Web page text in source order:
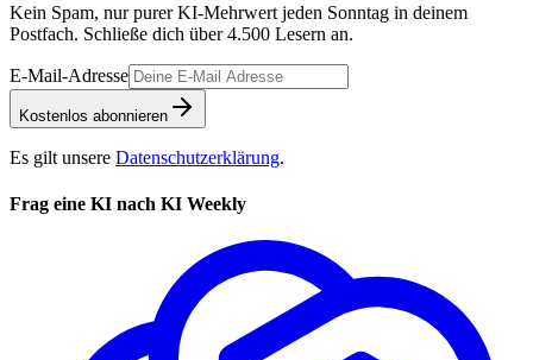
Kein Spam, nur purer KI-Mehrwert jeden Sonntag in deinem
Postfach. Schließe dich über4.500 Lesern an.
E-Mail-Adresse
Kostenlos abonnieren
Es gilt unsere Datenschutzerklärung.
Frag eine KI nach KI Weekly